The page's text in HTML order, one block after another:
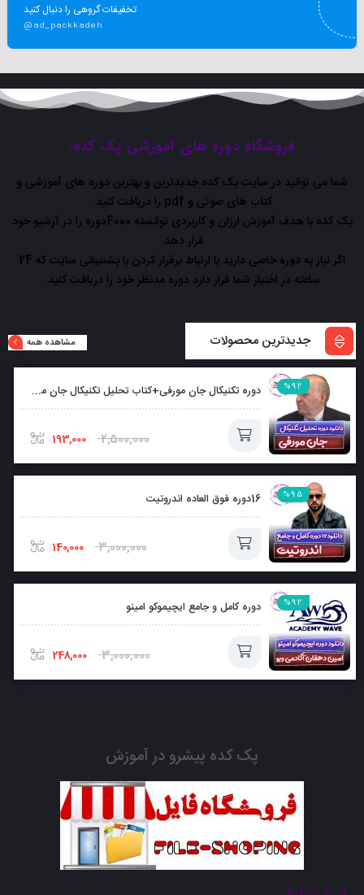
تخفیفات گروهی را دنبال کنید
@ad_packkadeh
فروشگاه دوره های آموزشی پک کده:
شما می توانید در سایت پک کده جدیدترین و بهترین دوره های آموزشی و
کتاب های صوتی و pdf را دریافت کنید.
پک کده با هدف آموزش ارزان و کاربردی توانسته 4000دوره را در آرشیو خود
قرار دهد.
اگر نیاز به دوره خاصی دارید با ارتباط برقرار کردن با پشتیبانی سایت که 24
ساعته در اختیار شما قرار دارد دوره مدنظر خود را دریافت کنید.
جدیدترین محصولات مشاهده همه
%92 دوره تکنیکال جان مورفی+کتاب تحلیل تکنیکال جان مورفی بصورت رایگان
2,500,000
193,000
افزودن
به
سبد
%95 16دوره فوق العاده اندروتیت
3,000,000
140,000
افزودن
به
سبد
%92 دوره کامل و جامع ایچیموکو امینو
3,000,000
248,000
سبد
پک کده پیشرو در آموزش